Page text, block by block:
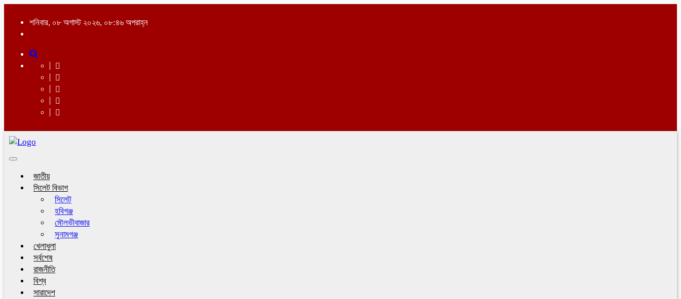
শনিবার, ০৮ অগাস্ট ২০২৬, ০৮:৪৬ অপরাহ্ন
Toggle
জাতীয়
সিলেট বিভাগ
সিলেট
হবিগঞ্জ
মৌলভীবাজার
সুনামগঞ্জ
খেলাধুলা
সর্বশেষ
রাজনীতি
বিশ্ব
সারাদেশ